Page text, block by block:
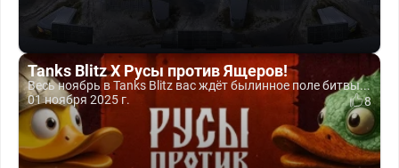
Tanks Blitz X Русы против Ящеров!
Весь ноябрь в Tanks Blitz вас ждёт былинное поле битвы...
01 ноября 2025 г.
8